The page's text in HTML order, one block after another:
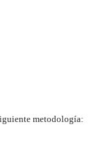
metodología: